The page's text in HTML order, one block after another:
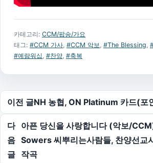
카테고리: CCM/팝송/가요
태그: #CCM 가사 #CCM 악보 #The Blessing
#예람워십 #찬양 #축복
글 탐색
이전 글NH 농협, ON Platinum 카드(포
다
음
글
아픈 당신을 사랑합니다 (악보/
Sowers 씨뿌리는사람들, 찬양선교
작곡